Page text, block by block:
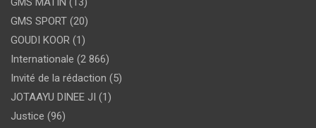
GMS SPORT (20)
GOUDI KOOR (1)
Internationale (2 866)
Invité de la rédaction (5)
JOTAAYU DINEE JI (1)
Justice (96)